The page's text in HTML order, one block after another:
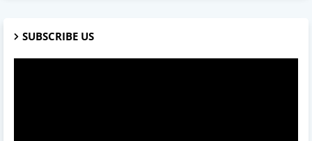
SUBSCRIBE US